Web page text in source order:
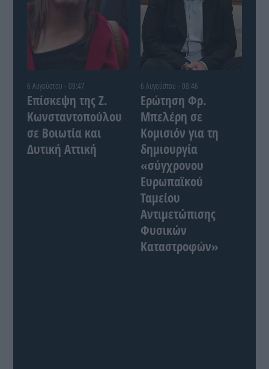
6 Αυγούστου - 09:47
Επίσκεψη της Ζ.
Κωνσταντοπούλου
σε Βοιωτία και
Δυτική Αττική
6 Αυγούστου - 08:46
Ερώτηση Φρ.
Μπελέρη σε
Κομισιόν για τη
δημιουργία
«σύγχρονου
Ευρωπαϊκού
Ταμείου
Αντιμετώπισης
Φυσικών
Καταστροφών»